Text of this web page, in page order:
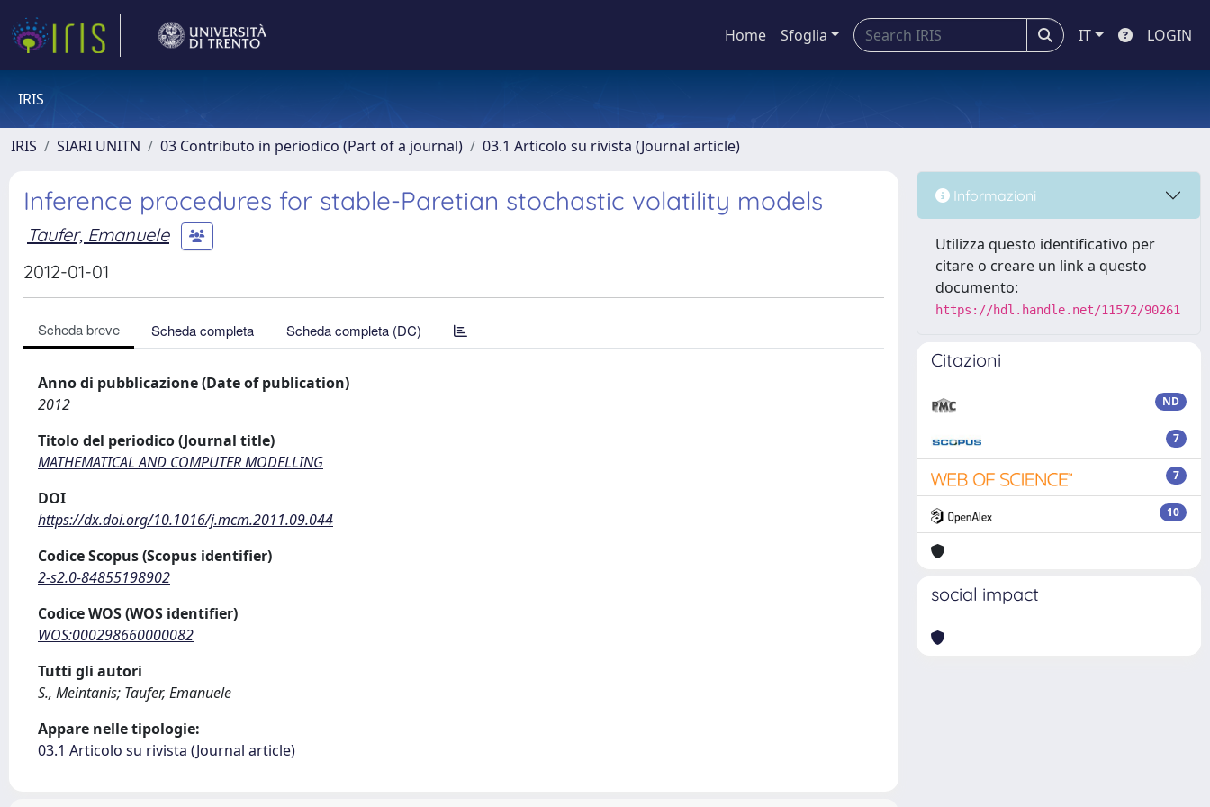
Home Sfoglia IT LOGIN
IRIS
IRIS SIARI UNITN 03 Contributo in periodico (Part of a journal) 03.1 Articolo su rivista (Journal article)
Inference procedures for stable-Paretian stochastic volatility models
Taufer, Emanuele
2012-01-01
Scheda breve Scheda completa Scheda completa (DC)
Anno di pubblicazione (Date of publication)
2012
Titolo del periodico (Journal title)
MATHEMATICAL AND COMPUTER MODELLING
DOI
https://dx.doi.org/10.1016/j.mcm.2011.09.044
Codice Scopus (Scopus identifier)
2-s2.0-84855198902
Codice WOS (WOS identifier)
WOS:000298660000082
Tutti gli autori
S., Meintanis; Taufer, Emanuele
Appare nelle tipologie:
03.1 Articolo su rivista (Journal article)
Informazioni
Utilizza questo identificativo per
citare o creare un link a questo
documento:
https://hdl.handle.net/11572/90261
Citazioni
ND
7
7
10
social impact